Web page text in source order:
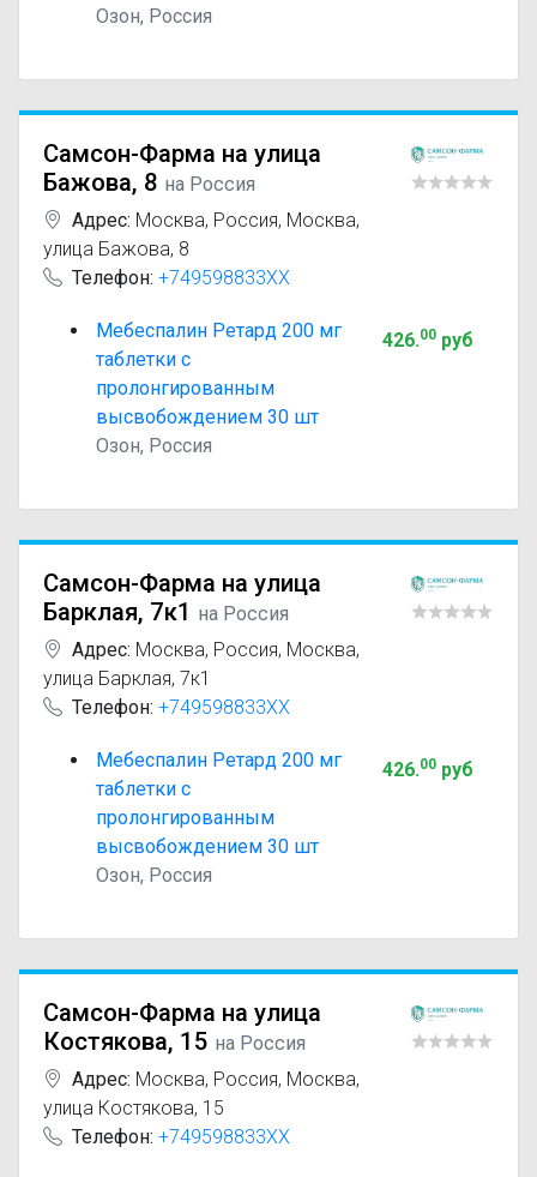
Озон, Россия
Самсон-Фарма на улица
Бажова, 8 на Россия
Адрес: Москва, Россия, Москва,
улица Бажова, 8
Телефон: +749598833XX
Мебеспалин Ретард 200 мг
таблетки с
пролонгированным
высвобождением 30 шт
Озон, Россия
426.00руб
Самсон-Фарма на улица
Барклая, 7к1 на Россия
Адрес: Москва, Россия, Москва,
улица Барклая, 7к1
Телефон: +749598833XX
Мебеспалин Ретард 200 мг
таблетки с
пролонгированным
высвобождением 30 шт
Озон, Россия
426.00руб
Самсон-Фарма на улица
Костякова, 15 на Россия
Адрес: Москва, Россия, Москва,
улица Костякова, 15
Телефон: +749598833XX